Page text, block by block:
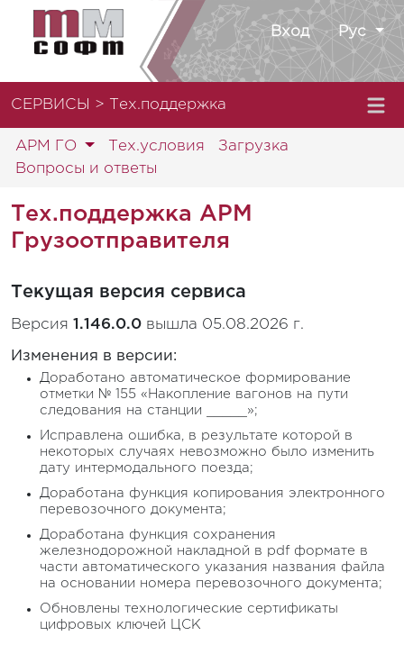
Вход Рус
СЕРВИСЫ > Тех.поддержка
АРМ ГО Тех.условия
Загрузка
Вопросы и ответы
Тех.поддержка АРМ
Грузоотправителя
Текущая версия сервиса
Версия 1.146.0.0 вышла 05.08.2026 г.
Изменения в версии:
Доработано автоматическое формирование
отметки № 155 «Накопление вагонов на пути
следования на станции _____»;
Исправлена ошибка, в результате которой в
некоторых случаях невозможно было изменить
дату интермодального поезда;
Доработана функция копирования электронного
перевозочного документа;
Доработана функция сохранения
железнодорожной накладной в pdf формате в
части автоматического указания названия файла
на основании номера перевозочного документа;
Обновлены технологические сертификаты
цифровых ключей ЦСК